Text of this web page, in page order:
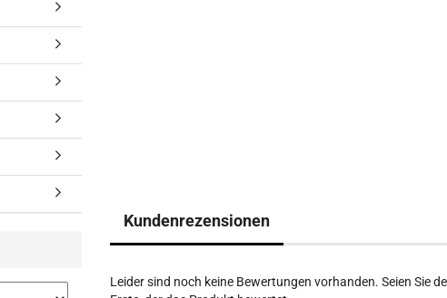
Kundenrezensionen
Leider sind noch keine Bewertungen vorhanden. Seien Sie